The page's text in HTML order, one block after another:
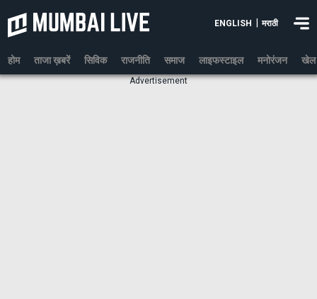
ENGLISH मराठी
होम ताजा ख़बरें सिविक राजनीति समाज लाइफस्टाइल मनोरंजन खेल
Advertisement